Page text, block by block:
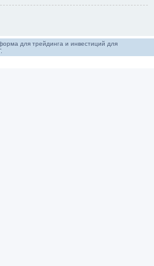
для трейдинга и инвестиций для